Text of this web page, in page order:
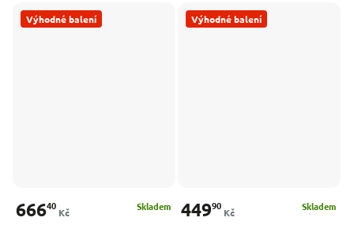
Výhodné balení
Skladem
66640
Kč
Výhodné balení
Skladem
44990
Kč